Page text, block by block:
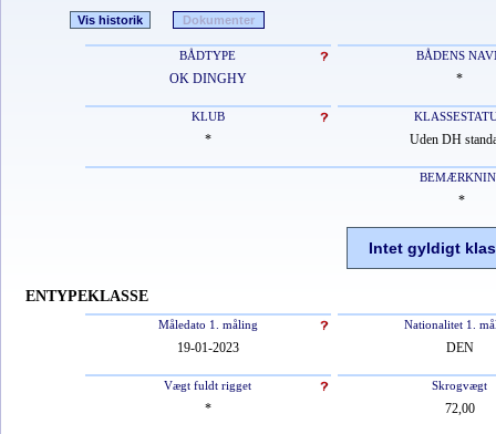
Vis historik Dokumenter
BÅDTYPE BÅDENS
OK DINGHY *
KLUB
* Uden DH
*
Intet gyldigt
ENTYPEKLASSE
Måledato 1. måling Nationalitet 1.
19-01-2023 DEN
Vægt fuldt rigget Skrogvægt
* 72,00